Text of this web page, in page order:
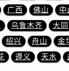
广西 佛山 中
乌鲁木齐 大同
绍兴 舟山 金
遵义 天水